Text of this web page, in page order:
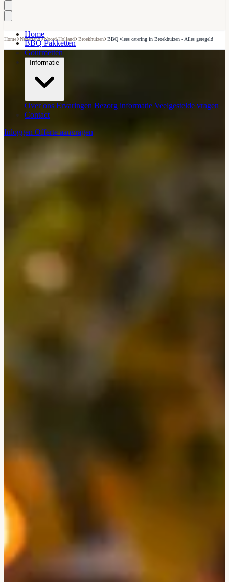
Home
BBQ Pakketten
Gourmetten
Informatie
Over ons Ervaringen Bezorg informatie Veelgestelde vragen
Contact
Inloggen Offerte aanvragen
Home›Nederland›Noord-Holland›Broekhuizen›BBQ vlees catering in Broekhuizen - Alles geregeld